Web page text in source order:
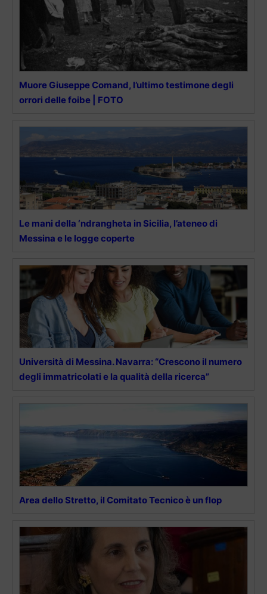
Muore Giuseppe Comand, l’ultimo testimone degli
orrori delle foibe | FOTO
Le mani della ‘ndrangheta in Sicilia, l’ateneo di
Messina e le logge coperte
Università di Messina. Navarra: “Crescono il numero
degli immatricolati e la qualità della ricerca”
Area dello Stretto, il Comitato Tecnico è un flop